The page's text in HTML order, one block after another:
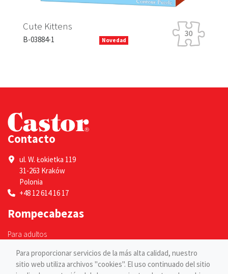
Cute Kittens
B-03884-1 Novedad
Contacto
ul. W. Łokietka 119
31-263 Kraków
Polonia
+48 12 614 16 17
Rompecabezas
Para adultos
Páginas
Para proporcionar servicios de la más alta calidad, nuestro
sitio web utiliza archivos "cookies". El uso continuado del sitio